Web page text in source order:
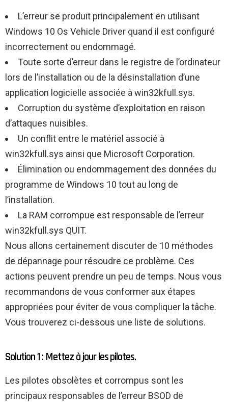
L’erreur se produit principalement en utilisant
Windows 10 Os Vehicle Driver quand il est configuré
incorrectement ou endommagé.
Toute sorte d’erreur dans le registre de l’ordinateur
lors de l’installation ou de la désinstallation d’une
application logicielle associée à win32kfull.sys.
Corruption du système d’exploitation en raison
d’attaques nuisibles.
Un conflit entre le matériel associé à
win32kfull.sys ainsi que Microsoft Corporation.
Élimination ou endommagement des données du
programme de Windows 10 tout au long de
l’installation.
La RAM corrompue est responsable de l’erreur
win32kfull.sys QUIT.
Nous allons certainement discuter de 10 méthodes
de dépannage pour résoudre ce problème. Ces
actions peuvent prendre un peu de temps. Nous vous
recommandons de vous conformer aux étapes
appropriées pour éviter de vous compliquer la tâche.
Vous trouverez ci-dessous une liste de solutions.
Solution 1 : Mettez à jour les pilotes.
Les pilotes obsolètes et corrompus sont les
principaux responsables de l’erreur BSOD de